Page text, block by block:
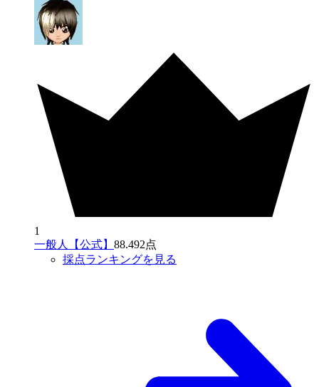
1
一般人【公式】 88.492点
採点ランキングを見る